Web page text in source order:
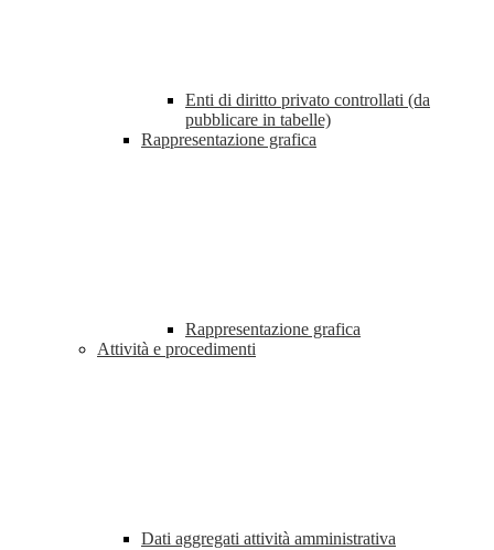
Enti di diritto privato controllati (da
pubblicare in tabelle)
Rappresentazione grafica
Rappresentazione grafica
Attività e procedimenti
Dati aggregati attività amministrativa